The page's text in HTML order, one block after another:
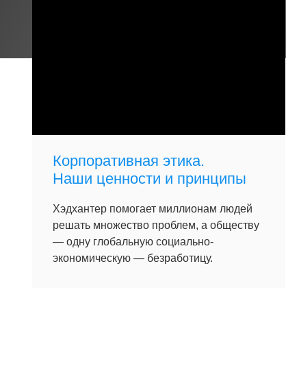
Корпоративная этика.
Наши ценности и принципы
Хэдхантер помогает миллионам людей
решать множество проблем, а обществу
— одну глобальную социально-
экономическую — безработицу.